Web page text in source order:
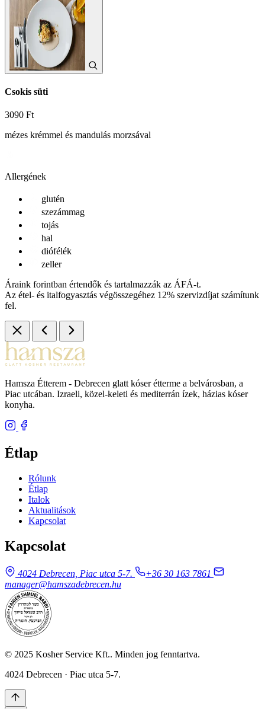
Csokis süti
3090 Ft
mézes krémmel és mandulás morzsával
Allergének
glutén
szezámmag
tojás
hal
diófélék
zeller
Áraink forintban értendők és tartalmazzák az ÁFÁ-t.
Az étel- és italfogyasztás végösszegéhez 12% szervizdíjat számítunk
fel.
Hamsza Étterem - Debrecen glatt kóser étterme a belvárosban, a
Piac utcában. Izraeli, közel-keleti és mediterrán ízek, házias kóser
konyha.
Étlap
Rólunk
Étlap
Italok
Aktualitások
Kapcsolat
Kapcsolat
4024 Debrecen, Piac utca 5-7.
+36 30 163 7861
manager@hamszadebrecen.hu
© 2025 Kosher Service Kft.. Minden jog fenntartva.
4024 Debrecen · Piac utca 5-7.